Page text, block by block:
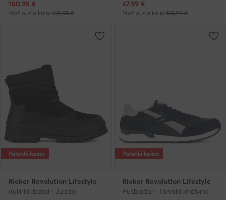
Dabartinė kaina
100,95 €
Mažiausia kaina119,95 €
Dabartinė kaina
47,99 €
Mažiausia kaina50,95 €
Palanki kaina
Rieker Revolution Lifestyle
Auliniai batai · Juoda
Palanki kaina
Rieker Revolution Lifestyle
Pusbačiai · Tamsiai mėlyna